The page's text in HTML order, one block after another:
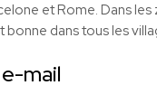
et Rome. Dans
dans tous les
mail